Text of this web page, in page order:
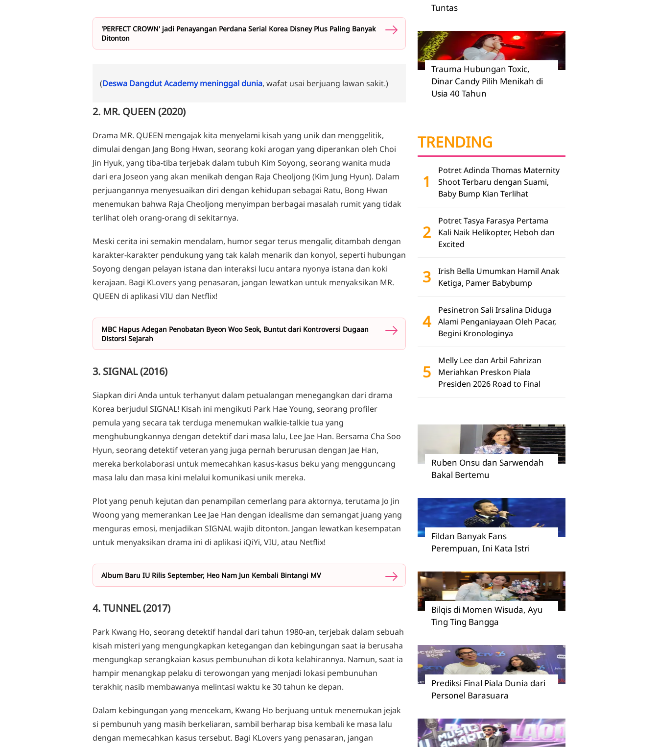
'PERFECT CROWN' jadi Penayangan Perdana Serial Korea Disney Plus Paling Banyak
Ditonton
(Deswa Dangdut Academy meninggal dunia, wafat usai berjuang lawan sakit.)
2. MR. QUEEN (2020)
Drama MR. QUEEN mengajak kita menyelami kisah yang unik dan menggelitik,
dimulai dengan Jang Bong Hwan, seorang koki arogan yang diperankan oleh Choi
Jin Hyuk, yang tiba-tiba terjebak dalam tubuh Kim Soyong, seorang wanita muda
dari era Joseon yang akan menikah dengan Raja Cheoljong (Kim Jung Hyun). Dalam
perjuangannya menyesuaikan diri dengan kehidupan sebagai Ratu, Bong Hwan
menemukan bahwa Raja Cheoljong menyimpan berbagai masalah rumit yang tidak
terlihat oleh orang-orang di sekitarnya.
Meski cerita ini semakin mendalam, humor segar terus mengalir, ditambah dengan
karakter-karakter pendukung yang tak kalah menarik dan konyol, seperti hubungan
Soyong dengan pelayan istana dan interaksi lucu antara nyonya istana dan koki
kerajaan. Bagi KLovers yang penasaran, jangan lewatkan untuk menyaksikan MR.
QUEEN di aplikasi VIU dan Netflix!
MBC Hapus Adegan Penobatan Byeon Woo Seok, Buntut dari Kontroversi Dugaan
Distorsi Sejarah
3. SIGNAL (2016)
Siapkan diri Anda untuk terhanyut dalam petualangan menegangkan dari drama
Korea berjudul SIGNAL! Kisah ini mengikuti Park Hae Young, seorang profiler
pemula yang secara tak terduga menemukan walkie-talkie tua yang
menghubungkannya dengan detektif dari masa lalu, Lee Jae Han. Bersama Cha Soo
Hyun, seorang detektif veteran yang juga pernah berurusan dengan Jae Han,
mereka berkolaborasi untuk memecahkan kasus-kasus beku yang mengguncang
masa lalu dan masa kini melalui komunikasi unik mereka.
Plot yang penuh kejutan dan penampilan cemerlang para aktornya, terutama Jo Jin
Woong yang memerankan Lee Jae Han dengan idealisme dan semangat juang yang
menguras emosi, menjadikan SIGNAL wajib ditonton. Jangan lewatkan kesempatan
untuk menyaksikan drama ini di aplikasi iQiYi, VIU, atau Netflix!
Album Baru IU Rilis September, Heo Nam Jun Kembali Bintangi MV
4. TUNNEL (2017)
Park Kwang Ho, seorang detektif handal dari tahun 1980-an, terjebak dalam sebuah
kisah misteri yang mengungkapkan ketegangan dan kebingungan saat ia berusaha
mengungkap serangkaian kasus pembunuhan di kota kelahirannya. Namun, saat ia
hampir menangkap pelaku di terowongan yang menjadi lokasi pembunuhan
terakhir, nasib membawanya melintasi waktu ke 30 tahun ke depan.
Dalam kebingungan yang mencekam, Kwang Ho berjuang untuk menemukan jejak
si pembunuh yang masih berkeliaran, sambil berharap bisa kembali ke masa lalu
dengan memecahkan kasus tersebut. Bagi KLovers yang penasaran, jangan
Tuntas
Trauma Hubungan Toxic,
Dinar Candy Pilih Menikah di
Usia 40 Tahun
TRENDING
1
Potret Adinda Thomas Maternity
Shoot Terbaru dengan Suami,
Baby Bump Kian Terlihat
2
Potret Tasya Farasya Pertama
Kali Naik Helikopter, Heboh dan
Excited
3
Irish Bella Umumkan Hamil Anak
Ketiga, Pamer Babybump
4
Pesinetron Sali Irsalina Diduga
Alami Penganiayaan Oleh Pacar,
Begini Kronologinya
5
Melly Lee dan Arbil Fahrizan
Meriahkan Preskon Piala
Presiden 2026 Road to Final
Ruben Onsu dan Sarwendah
Bakal Bertemu
Fildan Banyak Fans
Perempuan, Ini Kata Istri
Bilqis di Momen Wisuda, Ayu
Ting Ting Bangga
Prediksi Final Piala Dunia dari
Personel Barasuara